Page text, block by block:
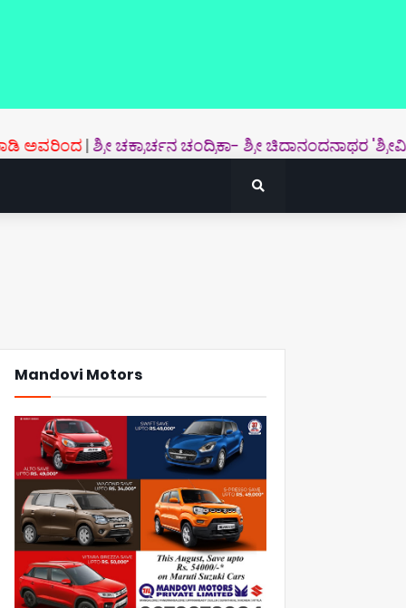
|ಶ್ರೀ ಚಕ್ರಾರ್ಚನ ಚಂದ್ರಿಕಾ- ಶ್ರೀ ಚಿದಾನಂದನಾಥರ
Mandovi Motors